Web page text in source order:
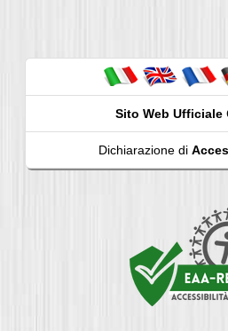
Sito Web Ufficiale
Dichiarazione di